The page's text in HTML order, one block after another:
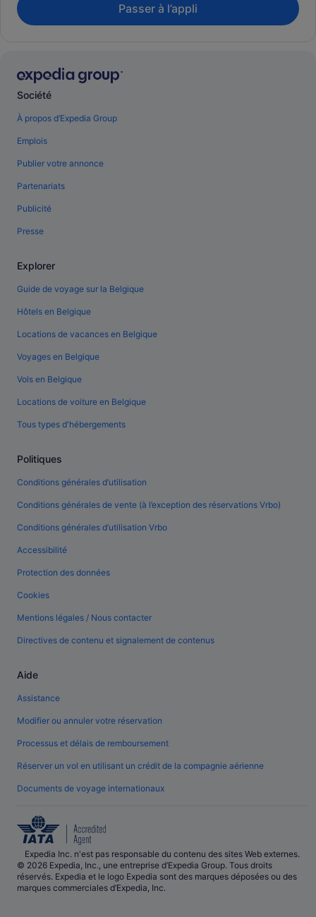
Passer à l’appli
Société
À propos d’Expedia Group
Emplois
Publier votre annonce
Partenariats
Publicité
Presse
Explorer
Guide de voyage sur la Belgique
Hôtels en Belgique
Locations de vacances en Belgique
Voyages en Belgique
Vols en Belgique
Locations de voiture en Belgique
Tous types d'hébergements
Politiques
Conditions générales d’utilisation
Conditions générales de vente (à l’exception des réservations Vrbo)
Conditions générales d’utilisation Vrbo
Accessibilité
Protection des données
Cookies
Mentions légales / Nous contacter
Directives de contenu et signalement de contenus
Aide
Assistance
Modifier ou annuler votre réservation
Processus et délais de remboursement
Réserver un vol en utilisant un crédit de la compagnie aérienne
Documents de voyage internationaux
Expedia Inc. n'est pas responsable du contenu des sites Web externes.
© 2026 Expedia, Inc., une entreprise d’Expedia Group. Tous droits
réservés. Expedia et le logo Expedia sont des marques déposées ou des
marques commerciales d’Expedia, Inc.